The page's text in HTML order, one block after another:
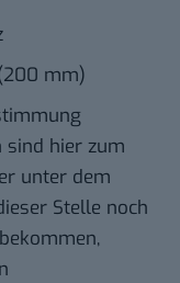
mm)
sind hier zum
unter dem
Stelle noch